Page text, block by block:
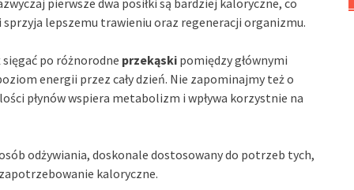
lepszemu trawieniu oraz regeneracji organizmu.
po różnorodne przekąski pomiędzy głównymi
energii przez cały dzień. Nie zapominajmy też o
płynów wspiera metabolizm i wpływa korzystnie na
odżywiania, doskonale dostosowany do potrzeb tych,
kaloryczne.